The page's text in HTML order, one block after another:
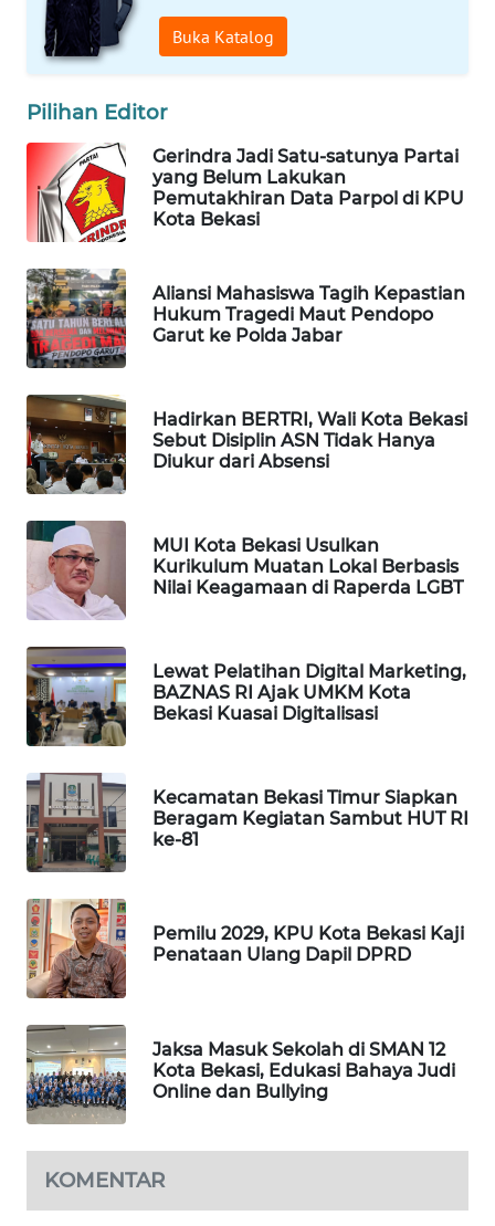
Buka Katalog
Pilihan Editor
Gerindra Jadi Satu-satunya Partai
yang Belum Lakukan
Pemutakhiran Data Parpol di KPU
Kota Bekasi
Aliansi Mahasiswa Tagih Kepastian
Hukum Tragedi Maut Pendopo
Garut ke Polda Jabar
Hadirkan BERTRI, Wali Kota Bekasi
Sebut Disiplin ASN Tidak Hanya
Diukur dari Absensi
MUI Kota Bekasi Usulkan
Kurikulum Muatan Lokal Berbasis
Nilai Keagamaan di Raperda LGBT
Lewat Pelatihan Digital Marketing,
BAZNAS RI Ajak UMKM Kota
Bekasi Kuasai Digitalisasi
Kecamatan Bekasi Timur Siapkan
Beragam Kegiatan Sambut HUT RI
ke-81
Pemilu 2029, KPU Kota Bekasi Kaji
Penataan Ulang Dapil DPRD
Jaksa Masuk Sekolah di SMAN 12
Kota Bekasi, Edukasi Bahaya Judi
Online dan Bullying
KOMENTAR
SIBARAGAS
METRO
SIANTAR
NEWS
METRO
MEDAN
NEWS
METRO
JAKARTA
NEWS
KRT
NEWS
KARING
NEWS
JURNAL
MARITIM
HUMBANG
NEWS
GARONGGANG
NEWS
FISUELRI
ENERGI
NEWS
CILEUNGSI
NEWS
BERKAT
BERAMPU
NEWS